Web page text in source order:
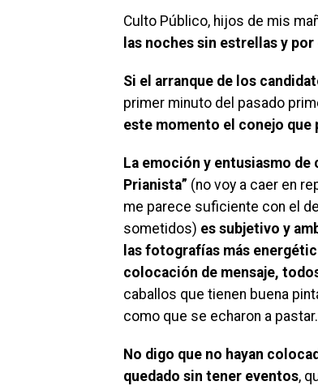
Culto Público, hijos de mis
las noches sin estrellas y
Si el arranque de los
primer minuto del pasado
este momento el conejo que
La emoción y entusiasmo de
Prianista” (no voy a caer en
me parece suficiente con el
sometidos) es subjetivo y
las fotografías más
colocación de mensaje,
caballos que tienen buena
como que se echaron a pastar.
No digo que no hayan
quedado sin tener eventos,